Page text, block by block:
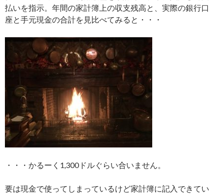
払いを指示。年間の家計簿上の収支残高と、実際の銀行口
座と手元現金の合計を見比べてみると・・・
・・・かるーく1,300ドルぐらい合いません。
要は現金で使ってしまっているけど家計簿に記入できてい